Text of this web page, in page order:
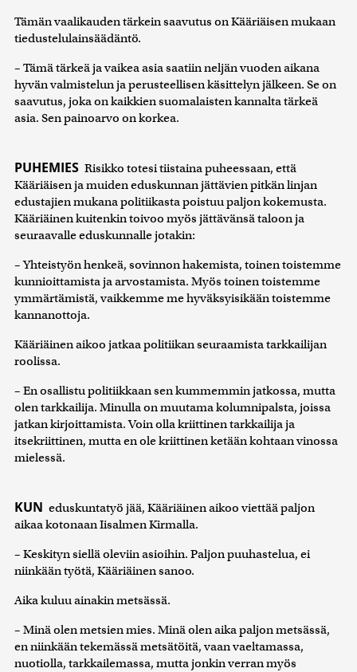
Tämän vaalikauden tärkein saavutus on Kääriäisen mukaan
tiedustelulainsäädäntö.
– Tämä tärkeä ja vaikea asia saatiin neljän vuoden aikana
hyvän valmistelun ja perusteellisen käsittelyn jälkeen. Se on
saavutus, joka on kaikkien suomalaisten kannalta tärkeä
asia. Sen painoarvo on korkea.
PUHEMIES Risikko totesi tiistaina puheessaan, että
Kääriäisen ja muiden eduskunnan jättävien pitkän linjan
edustajien mukana politiikasta poistuu paljon kokemusta.
Kääriäinen kuitenkin toivoo myös jättävänsä taloon ja
seuraavalle eduskunnalle jotakin:
– Yhteistyön henkeä, sovinnon hakemista, toinen toistemme
kunnioittamista ja arvostamista. Myös toinen toistemme
ymmärtämistä, vaikkemme me hyväksyisikään toistemme
kannanottoja.
Kääriäinen aikoo jatkaa politiikan seuraamista tarkkailijan
roolissa.
– En osallistu politiikkaan sen kummemmin jatkossa, mutta
olen tarkkailija. Minulla on muutama kolumnipalsta, joissa
jatkan kirjoittamista. Voin olla kriittinen tarkkailija ja
itsekriittinen, mutta en ole kriittinen ketään kohtaan vinossa
mielessä.
KUN eduskuntatyö jää, Kääriäinen aikoo viettää paljon
aikaa kotonaan Iisalmen Kirmalla.
– Keskityn siellä oleviin asioihin. Paljon puuhastelua, ei
niinkään työtä, Kääriäinen sanoo.
Aika kuluu ainakin metsässä.
– Minä olen metsien mies. Minä olen aika paljon metsässä,
en niinkään tekemässä metsätöitä, vaan vaeltamassa,
nuotiolla, tarkkailemassa, mutta jonkin verran myös